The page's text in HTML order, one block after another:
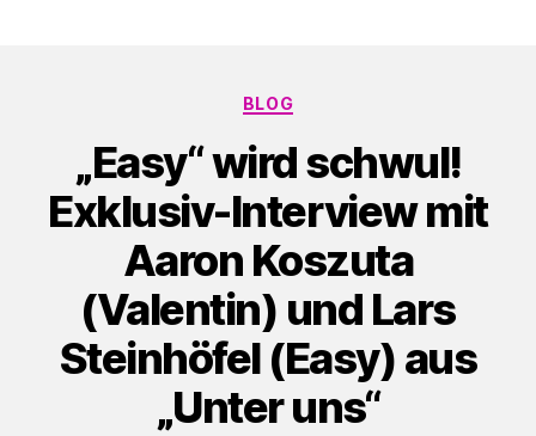
Kategorien
BLOG
„Easy“ wird schwul!
Exklusiv-Interview mit
Aaron Koszuta
(Valentin) und Lars
Steinhöfel (Easy) aus
„Unter uns“